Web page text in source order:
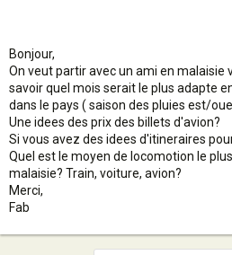
Bonjour,
On veut partir avec un ami en malaisie
savoir quel mois serait le plus adapte
dans le pays ( saison des pluies est/
Une idees des prix des billets d'avion?
Si vous avez des idees d'itineraires
Quel est le moyen de locomotion le
malaisie? Train, voiture, avion?
Merci,
Fab